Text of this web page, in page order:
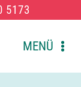
5173
MENÜ